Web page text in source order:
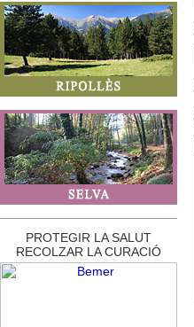
PROTEGIR LA SALUT
RECOLZAR LA CURACIÓ